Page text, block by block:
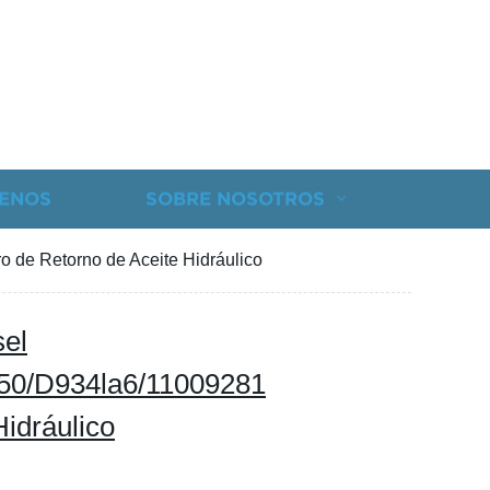
SOBRE NOSOTROS
de Retorno de Aceite Hidráulico
D934la6/11009281